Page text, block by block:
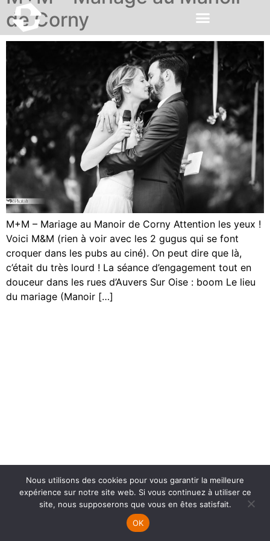
de Corny
M+M – Mariage au Manoir de Corny Attention les yeux !
Voici M&M (rien à voir avec les 2 gugus qui se font
croquer dans les pubs au ciné). On peut dire que là,
c’était du très lourd ! La séance d’engagement tout en
douceur dans les rues d’Auvers Sur Oise : boom Le lieu
du mariage (Manoir […]
TARIFS
Nous utilisons des cookies pour vous garantir la meilleure
expérience sur notre site web. Si vous continuez à utiliser ce
site, nous supposerons que vous en êtes satisfait.
OK